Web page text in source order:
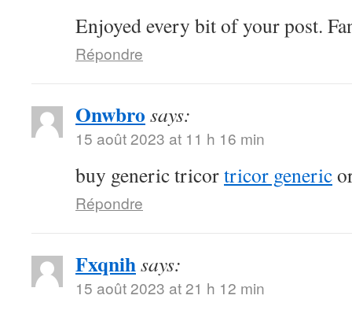
Enjoyed every bit of your post.
Répondre
Onwbro says:
15 août 2023 at 11 h 16 min
buy generic tricortricor generic
Répondre
Fxqnihsays:
15 août 2023 at 21 h 12 min